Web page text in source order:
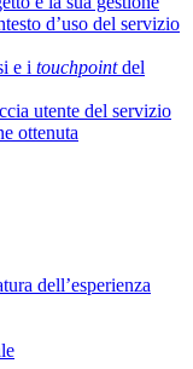
d’uso del servizio
e i touchpointdel
utente del servizio
ottenuta
dell’esperienza